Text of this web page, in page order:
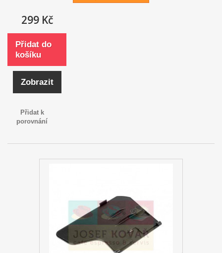
299 Kč
Přidat do
košíku
Zobrazit
Přidat k
porovnání